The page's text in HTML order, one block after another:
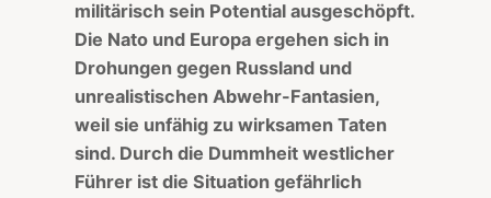
militärisch sein Potential ausgeschöpft.
Die Nato und Europa ergehen sich in
Drohungen gegen Russland und
unrealistischen Abwehr-Fantasien,
weil sie unfähig zu wirksamen Taten
sind. Durch die Dummheit westlicher
Führer ist die Situation gefährlich